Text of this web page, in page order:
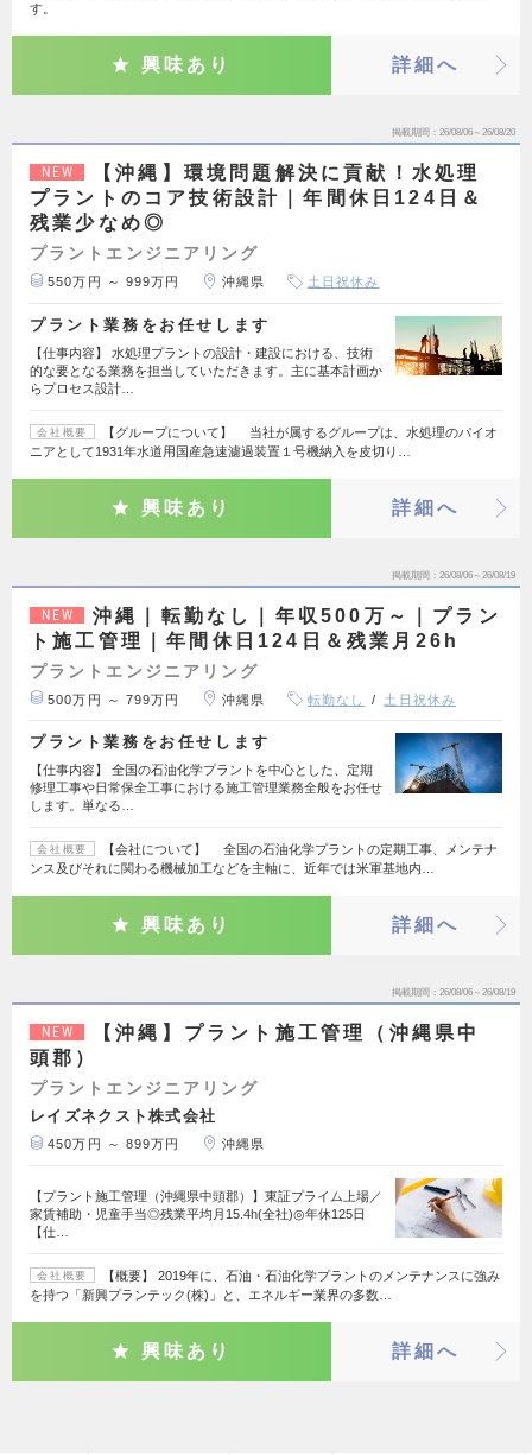
す。
興味あり 詳細へ
掲載期間 26/08/06～26/08/20
NEW
【沖縄】環境問題解決に貢献！水処理
プラントのコア技術設計｜年間休日124日＆
残業少なめ◎
プラントエンジニアリング
550万円 ～ 999万円 沖縄県 土日祝休み
プラント業務をお任せします
【仕事内容】 水処理プラントの設計・建設における、技術
的な要となる業務を担当していただきます。主に基本計画か
らプロセス設計…
会社概要
【グループについて】 当社が属するグループは、水処理のパイオ
ニアとして1931年水道用国産急速濾過装置１号機納入を皮切り…
興味あり 詳細へ
掲載期間 26/08/06～26/08/19
NEW
沖縄｜転勤なし｜年収500万～｜プラン
ト施工管理｜年間休日124日＆残業月26h
プラントエンジニアリング
500万円 ～ 799万円 沖縄県 転勤なし 土日祝休み
プラント業務をお任せします
【仕事内容】 全国の石油化学プラントを中心とした、定期
修理工事や日常保全工事における施工管理業務全般をお任せ
します。単なる…
会社概要
【会社について】 全国の石油化学プラントの定期工事、メンテナ
ンス及びそれに関わる機械加工などを主軸に、近年では米軍基地内…
興味あり 詳細へ
掲載期間 26/08/06～26/08/19
NEW
【沖縄】プラント施工管理（沖縄県中
頭郡）
プラントエンジニアリング
レイズネクスト株式会社
450万円 ～ 899万円 沖縄県
【プラント施工管理（沖縄県中頭郡）】東証プライム上場／
家賃補助・児童手当◎残業平均月15.4h(全社)◎年休125日
【仕…
会社概要
【概要】 2019年に、石油・石油化学プラントのメンテナンスに強み
を持つ「新興プランテック(株)」と、エネルギー業界の多数…
興味あり 詳細へ